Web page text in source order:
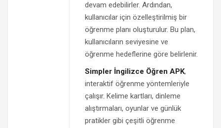
devam edebilirler. Ardından,
kullanıcılar için özelleştirilmiş bir
öğrenme planı oluşturulur. Bu plan,
kullanıcıların seviyesine ve
öğrenme hedeflerine göre belirlenir.
Simpler İngilizce Öğren APK,
interaktif öğrenme yöntemleriyle
çalışır. Kelime kartları, dinleme
alıştırmaları, oyunlar ve günlük
pratikler gibi çeşitli öğrenme